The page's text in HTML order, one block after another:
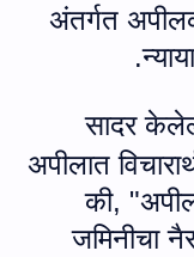
अंतर्गत
सादर
अपीलात
की, "
जमिनीचा